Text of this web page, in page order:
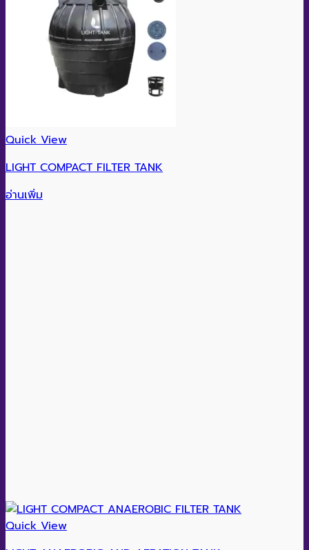
Quick View
LIGHT COMPACT FILTER TANK
อ่านเพิ่ม
Quick View